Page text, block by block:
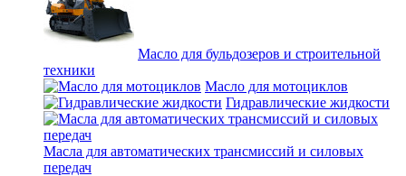
Масло для бульдозеров и строительной
техники
Масло для мотоциклов
Гидравлические жидкости
Масла для автоматических трансмиссий и силовых
передач